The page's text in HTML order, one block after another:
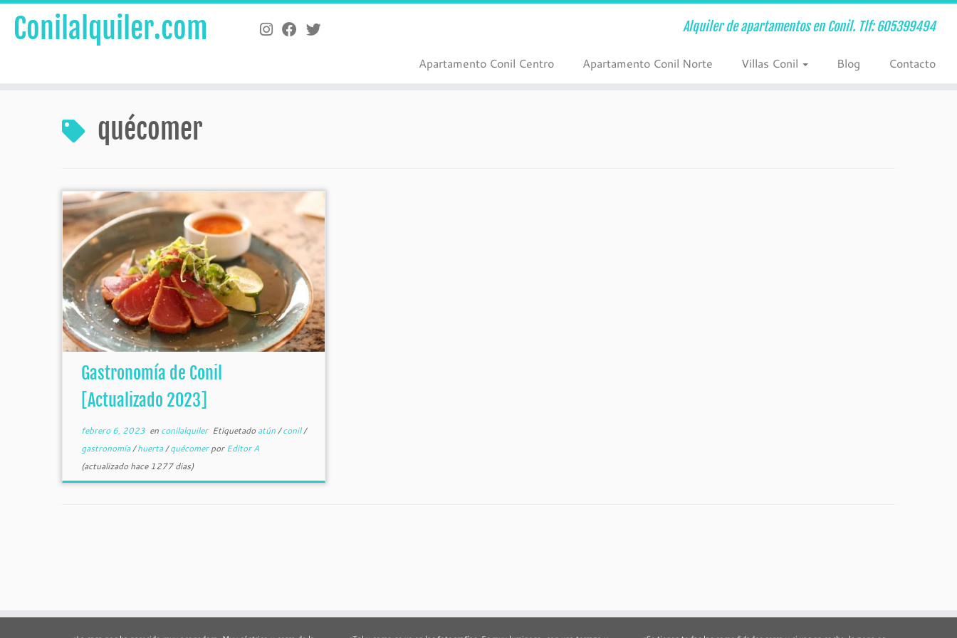
Conilalquiler.com Alquiler de apartamentos en Conil. Tlf: 605399494
Apartamento Conil Centro Apartamento Conil Norte Villas Conil Blog Contacto
quécomer
Gastronomía de Conil
[Actualizado 2023]
febrero 6, 2023en conilalquiler Etiquetado atún/conil/
gastronomía/huerta/quécomerporEditor A
(actualizado hace 1277 dias)